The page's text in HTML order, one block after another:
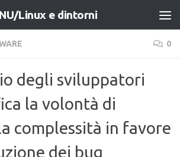
Linux e dintorni
0
degli sviluppatori
la volontà di
complessità in favore
dei bug